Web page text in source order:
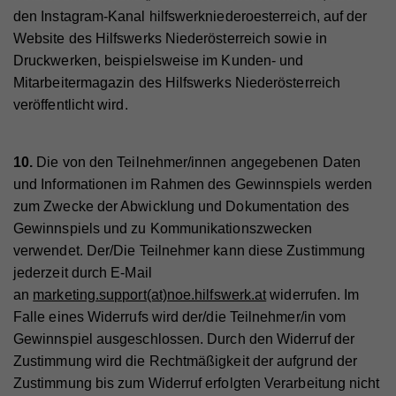
den Instagram-Kanal hilfswerkniederoesterreich, auf der
Website des Hilfswerks Niederösterreich sowie in
Druckwerken, beispielsweise im Kunden- und
Mitarbeitermagazin des Hilfswerks Niederösterreich
veröffentlicht wird.
10. Die von den Teilnehmer/innen angegebenen Daten
und Informationen im Rahmen des Gewinnspiels werden
zum Zwecke der Abwicklung und Dokumentation des
Gewinnspiels und zu Kommunikationszwecken
verwendet. Der/Die Teilnehmer kann diese Zustimmung
jederzeit durch E-Mail
an marketing.support(at)noe.hilfswerk.at widerrufen. Im
Falle eines Widerrufs wird der/die Teilnehmer/in vom
Gewinnspiel ausgeschlossen. Durch den Widerruf der
Zustimmung wird die Rechtmäßigkeit der aufgrund der
Zustimmung bis zum Widerruf erfolgten Verarbeitung nicht
Anbieter
Laufzeit Session
Zweck
Eindeutige ID, die die Sitzung des Benutzers
identifiziert.
Name fe_typo_user
Anbieter Hilfswerk
Laufzeit Session
Eindeutige ID, die die Sitzung des Benutzers
identifiziert.
Name access
Name YSC
Anbieter YouTube
Laufzeit Session
zu behalten.
Name GPS
Laufzeit 1 Tag
Zweck
Registriert eine eindeutige ID auf mobilen Geräten,
um Tracking basierend auf dem geografischen
GPS-Standort zu ermöglichen.
Marketing
Diese Cookies werden zum Nachverfolgen von
Suchmustern und Aktivität verwendet. Wir
verwenden diese Informationen, um Ihnen
möglicherweise persönliche, identifizierbare
Informationen und verwenden diese für gezielte
Werbung und/oder teilen sie zu diesem Zweck mit
Dritten. Alle anhand dieser Cookies nachverfolgten
und aufgezeichneten Aktivitäten können an Dritte
verkauft werden.
Name _fbp
Cookie-Informationen anzeigen
Statistik
Statistik-Cookies helfen uns zu verstehen, wie Sie
mit unserer Webseite interagieren, indem